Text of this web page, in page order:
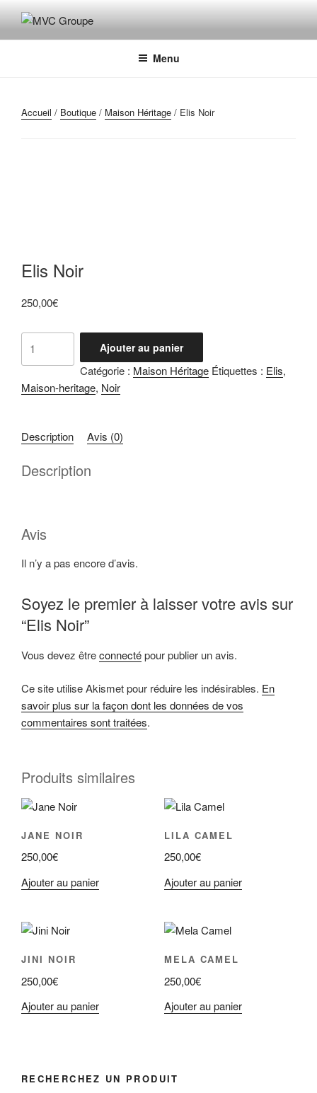
contenuMVC GROUPE
Maroquinerie – Valises – Chaussures
Menu
Accueil / Boutique / Maison Héritage / Elis Noir
Elis Noir
250,00€
Noir
Ajouter au panier
Catégorie : Maison Héritage Étiquettes : Elis,
Maison-heritage, Noir
Description Avis (0)
Description
Avis
Il n’y a pas encore d’avis.
Soyez le premier à laisser votre avis sur
“Elis Noir”
Vous devez êtreconnectépour publier un avis.
Ce site utilise Akismet pour réduire les indésirables. En
savoir plus sur la façon dont les données de vos
commentaires sont traitées.
Produits similaires
JANE NOIR
250,00€
Ajouter au panier
LILA CAMEL
250,00€
Ajouter au panier
JINI NOIR
250,00€
Ajouter au panier
MELA CAMEL
250,00€
Ajouter au panier
RECHERCHEZ UN PRODUIT